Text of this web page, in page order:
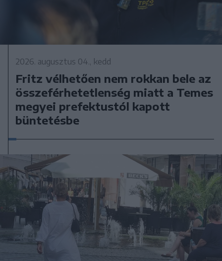
2026. augusztus 04., kedd
Fritz vélhetően nem rokkan bele az
összeférhetetlenség miatt a Temes
megyei prefektustól kapott
büntetésbe